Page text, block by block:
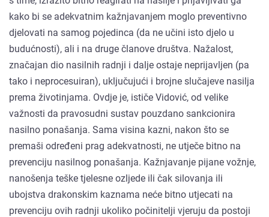
kako bi se adekvatnim kažnjavanjem moglo preventivno
djelovati na samog pojedinca (da ne učini isto djelo u
budućnosti), ali i na druge članove društva. Nažalost,
značajan dio nasilnih radnji i dalje ostaje neprijavljen (pa
tako i neprocesuiran), uključujući i brojne slučajeve nasilja
prema životinjama. Ovdje je, ističe Vidović, od velike
važnosti da pravosudni sustav pouzdano sankcionira
nasilno ponašanja. Sama visina kazni, nakon što se
premaši određeni prag adekvatnosti, ne utječe bitno na
prevenciju nasilnog ponašanja. Kažnjavanje pijane vožnje,
nanošenja teške tjelesne ozljede ili čak silovanja ili
ubojstva drakonskim kaznama neće bitno utjecati na
prevenciju ovih radnji ukoliko počinitelji vjeruju da postoji